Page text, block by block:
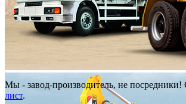
Мы - завод-производитель, не посредники!
лист.